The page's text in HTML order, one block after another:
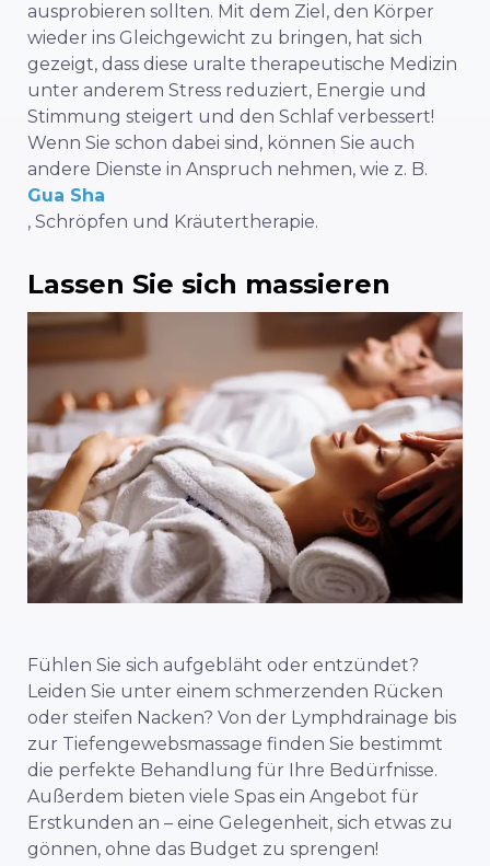
ausprobieren sollten. Mit dem Ziel, den Körper
wieder ins Gleichgewicht zu bringen, hat sich
gezeigt, dass diese uralte therapeutische Medizin
unter anderem Stress reduziert, Energie und
Stimmung steigert und den Schlaf verbessert!
Wenn Sie schon dabei sind, können Sie auch
andere Dienste in Anspruch nehmen, wie z. B.
Gua Sha
, Schröpfen und Kräutertherapie.
Lassen Sie sich massieren
Fühlen Sie sich aufgebläht oder entzündet?
Leiden Sie unter einem schmerzenden Rücken
oder steifen Nacken? Von der Lymphdrainage bis
zur Tiefengewebsmassage finden Sie bestimmt
die perfekte Behandlung für Ihre Bedürfnisse.
Außerdem bieten viele Spas ein Angebot für
Erstkunden an – eine Gelegenheit, sich etwas zu
gönnen, ohne das Budget zu sprengen!